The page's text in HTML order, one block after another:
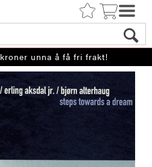
kroner unna å få fri frakt!